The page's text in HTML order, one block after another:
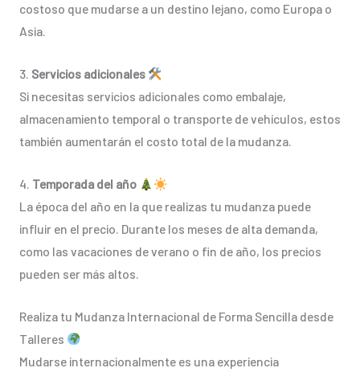
costoso que mudarse a un destino lejano, como Europa o
Asia.
3. Servicios adicionales
Si necesitas servicios adicionales como embalaje,
almacenamiento temporal o transporte de vehículos, estos
también aumentarán el costo total de la mudanza.
4. Temporada del año
La época del año en la que realizas tu mudanza puede
influir en el precio. Durante los meses de alta demanda,
como las vacaciones de verano o fin de año, los precios
pueden ser más altos.
Realiza tu Mudanza Internacional de Forma Sencilla desde
Talleres
Mudarse internacionalmente es una experiencia